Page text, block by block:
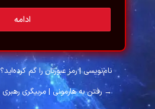
ادامه
نام‌نویسی|رمز عبورتان را گم کرده‌اید؟
→ رفتن به هارمونی | مربیگری رهبری